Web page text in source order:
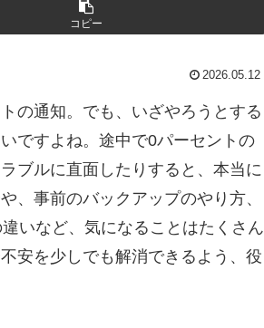
コピー
2026.05.12
の通知。でも、いざやろうとする
ですよね。途中で0パーセントの
ブルに直面したりすると、本当に
、事前のバックアップのやり方、
いなど、気になることはたくさん
安を少しでも解消できるよう、役